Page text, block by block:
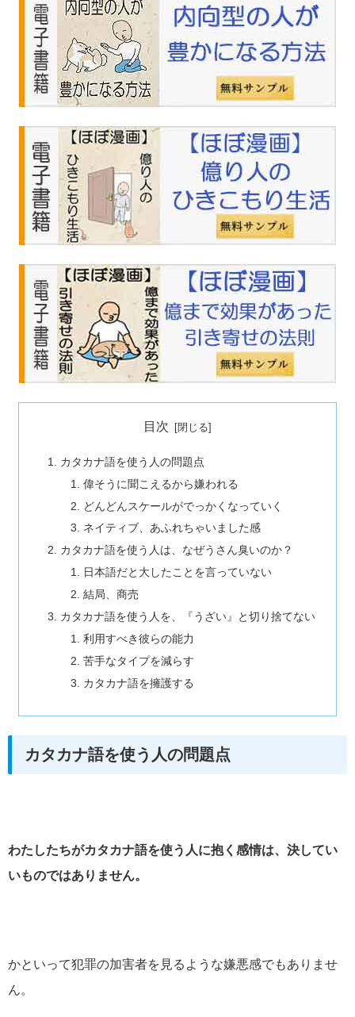
目次
カタカナ語を使う人の問題点
偉そうに聞こえるから嫌われる
どんどんスケールがでっかくなっていく
ネイティブ、あふれちゃいました感
カタカナ語を使う人は、なぜうさん臭いのか？
日本語だと大したことを言っていない
結局、商売
カタカナ語を使う人を、『うざい』と切り捨てない
利用すべき彼らの能力
苦手なタイプを減らす
カタカナ語を擁護する
カタカナ語を使う人の問題点
わたしたちがカタカナ語を使う人に抱く感情は、決してい
いものではありません。
かといって犯罪の加害者を見るような嫌悪感でもありませ
ん。